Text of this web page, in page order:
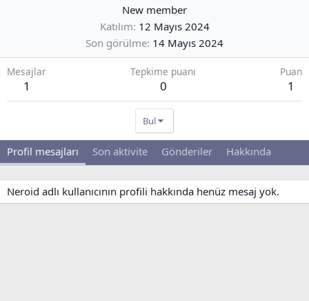
New member
Katılım 12 Mayıs 2024
Son görülme 14 Mayıs 2024
Mesajlar
1
Tepkime puanı
0
Puan
1
Bul
Profil mesajları Son aktivite Gönderiler Hakkında
Neroid adlı kullanıcının profili hakkında henüz mesaj yok.